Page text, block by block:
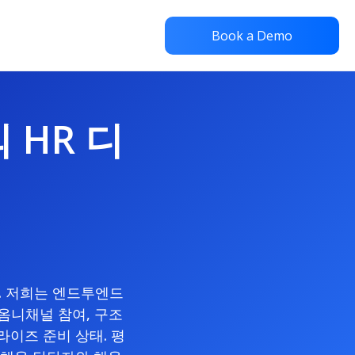
Book a Demo
HR 디
희는 엔드투엔드
니채널 참여, 구조
이즈 준비 상태. 평